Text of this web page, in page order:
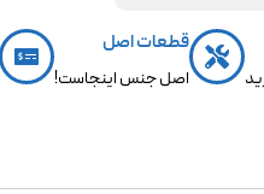
قطعات اصل
اصل جنس اینجاست!